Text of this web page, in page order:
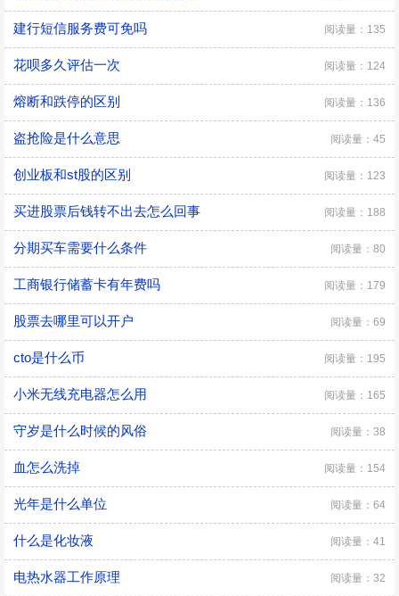
建行短信服务费可免吗 阅读量：135
花呗多久评估一次 阅读量：124
熔断和跌停的区别 阅读量：136
盗抢险是什么意思 阅读量：45
创业板和st股的区别 阅读量：123
买进股票后钱转不出去怎么回事 阅读量：188
分期买车需要什么条件 阅读量：80
工商银行储蓄卡有年费吗 阅读量：179
股票去哪里可以开户 阅读量：69
cto是什么币 阅读量：195
小米无线充电器怎么用 阅读量：165
守岁是什么时候的风俗 阅读量：38
血怎么洗掉 阅读量：154
光年是什么单位 阅读量：64
什么是化妆液 阅读量：41
电热水器工作原理 阅读量：32